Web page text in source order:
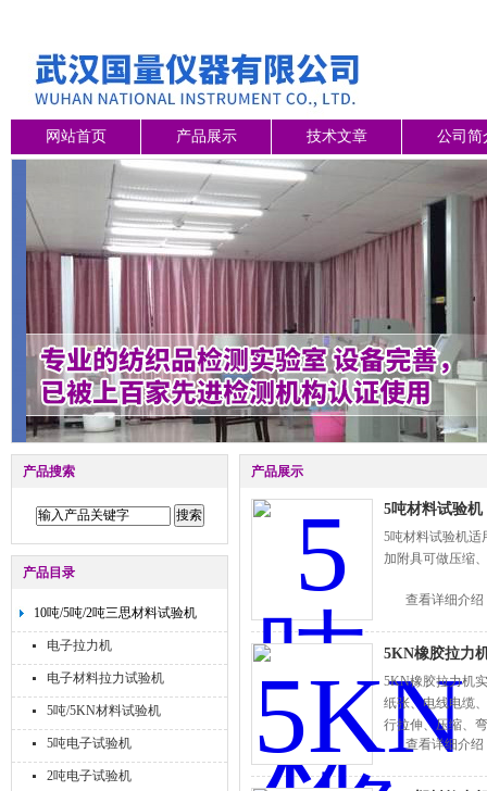
网站首页 产品展示 技术文章 公司简
产品搜索
产品目录
10吨/5吨/2吨三思材料试验机
电子拉力机
电子材料拉力试验机
5吨/5KN材料试验机
5吨电子试验机
2吨电子试验机
产品展示
5吨材料试验机
5吨材料试验机适
加附具可做压缩
查看详细介绍
5KN橡胶拉力
5KN橡胶拉力机
纸张、电线电缆
行拉伸、压缩、
查看详细介绍